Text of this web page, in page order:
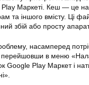
Play Маркеті . Кеш — це
та іншого вмісту. Ці
збій або просту
насамперед
в меню
Google Play Маркет і